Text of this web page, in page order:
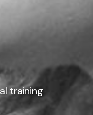
training